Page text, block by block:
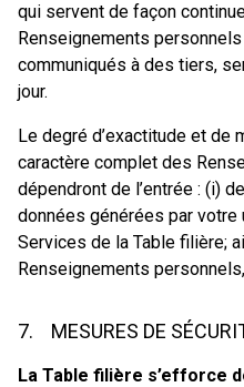
qui servent de façon
Renseignements
communiqués à des tiers,
jour.
Le degré d’exactitude et de
caractère complet des
dépendront de l’entrée : (i)
données générées par
Services de la Table filière;
Renseignements
7. MESURES DE
La Table filière s’efforce